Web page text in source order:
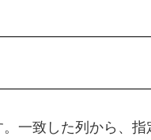
一致した列から、指